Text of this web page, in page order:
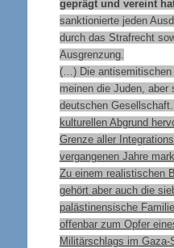
geprägt und vereint
sanktionierte jeden
durch das Strafrecht
Ausgrenzung.
(…) Die antisemitischen
meinen die Juden, aber
deutschen
kulturellen Abgrund
Grenze aller
vergangenen Jahre
Zu einem realistischen
gehört aber auch die
palästinensische
offenbar zum Opfer
Militärschlags im Gaza-